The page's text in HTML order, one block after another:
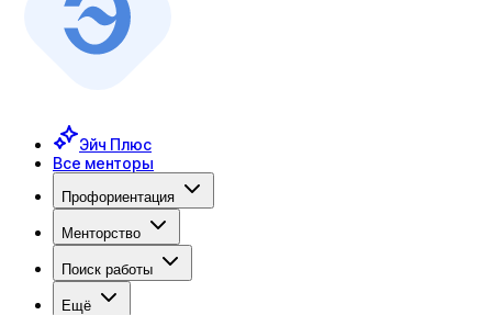
Эйч Плюс
Все менторы
Профориентация
Менторство
Поиск работы
Ещё